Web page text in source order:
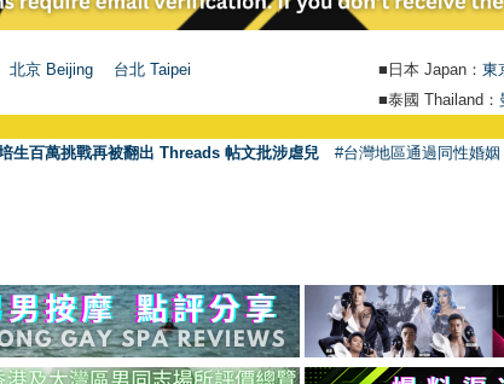
北京 Beijing 台北 Taipei ■日本 Japan： 東
■泰國 Thailand：
生百萬挑戰再被翻出 Threads 帖文批涉虐兒 #台灣地區通過同性婚姻